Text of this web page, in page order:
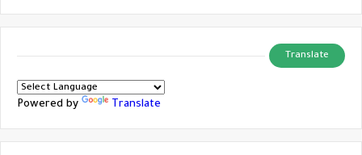
Translate
Powered by Translate